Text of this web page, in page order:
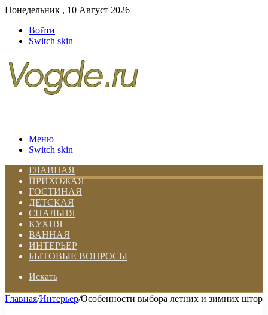
Понедельник , 10 Август 2026
Войти
Switch skin
Меню
Switch skin
ГЛАВНАЯ
ПРИХОЖАЯ
ГОСТИНАЯ
ДЕТСКАЯ
СПАЛЬНЯ
КУХНЯ
ВАННАЯ
ИНТЕРЬЕР
БЫТОВЫЕ ВОПРОСЫ
Искать
Главная/Интерьер/Особенности выбора летних и зимних штор